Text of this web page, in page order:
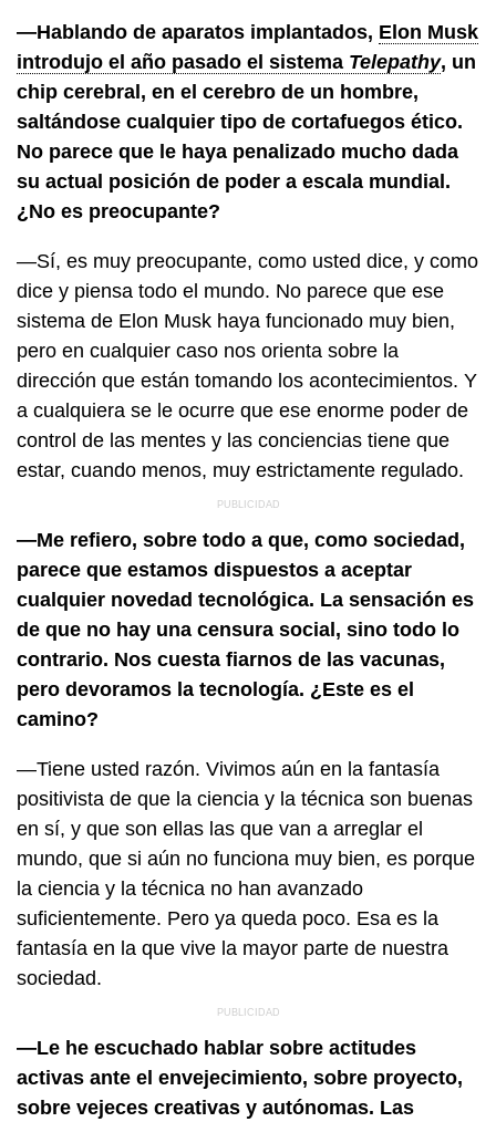
—Hablando de aparatos implantados, Elon Musk
introdujo el año pasado el sistema Telepathy, un
chip cerebral, en el cerebro de un hombre,
saltándose cualquier tipo de cortafuegos ético.
No parece que le haya penalizado mucho dada
su actual posición de poder a escala mundial.
¿No es preocupante?
—Sí, es muy preocupante, como usted dice, y como
dice y piensa todo el mundo. No parece que ese
sistema de Elon Musk haya funcionado muy bien,
pero en cualquier caso nos orienta sobre la
dirección que están tomando los acontecimientos. Y
a cualquiera se le ocurre que ese enorme poder de
control de las mentes y las conciencias tiene que
estar, cuando menos, muy estrictamente regulado.
—Me refiero, sobre todo a que, como sociedad,
parece que estamos dispuestos a aceptar
cualquier novedad tecnológica. La sensación es
de que no hay una censura social, sino todo lo
contrario. Nos cuesta fiarnos de las vacunas,
pero devoramos la tecnología. ¿Este es el
camino?
—Tiene usted razón. Vivimos aún en la fantasía
positivista de que la ciencia y la técnica son buenas
en sí, y que son ellas las que van a arreglar el
mundo, que si aún no funciona muy bien, es porque
la ciencia y la técnica no han avanzado
suficientemente. Pero ya queda poco. Esa es la
fantasía en la que vive la mayor parte de nuestra
sociedad.
—Le he escuchado hablar sobre actitudes
activas ante el envejecimiento, sobre proyecto,
sobre vejeces creativas y autónomas. Las